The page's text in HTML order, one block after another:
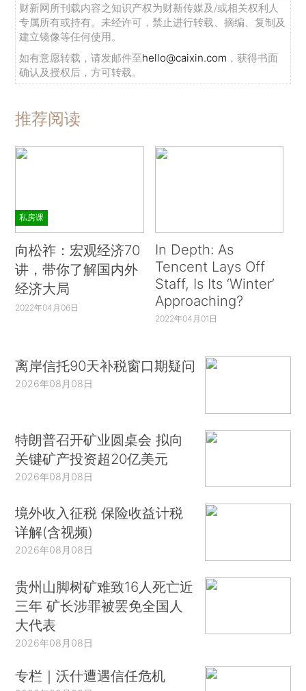
财新网所刊载内容之知识产权为财新传媒及/或相关权利人
专属所有或持有。未经许可，禁止进行转载、摘编、复制及
建立镜像等任何使用。
如有意愿转载，请发邮件至hello@caixin.com ，获得书面
确认及授权后，方可转载。
推荐阅读
私房课
向松祚：宏观经济70
讲，带你了解国内外
经济大局
2022年04月06日
In Depth: As
Tencent Lays Off
Staff, Is Its ‘Winter’
Approaching?
2022年04月01日
离岸信托90天补税窗口期疑问
2026年08月08日
特朗普召开矿业圆桌会 拟向
关键矿产投资超20亿美元
2026年08月08日
境外收入征税 保险收益计税
详解(含视频)
2026年08月08日
贵州山脚树矿难致16人死亡近
三年 矿长涉罪被罢免全国人
大代表
2026年08月08日
专栏｜沃什遭遇信任危机